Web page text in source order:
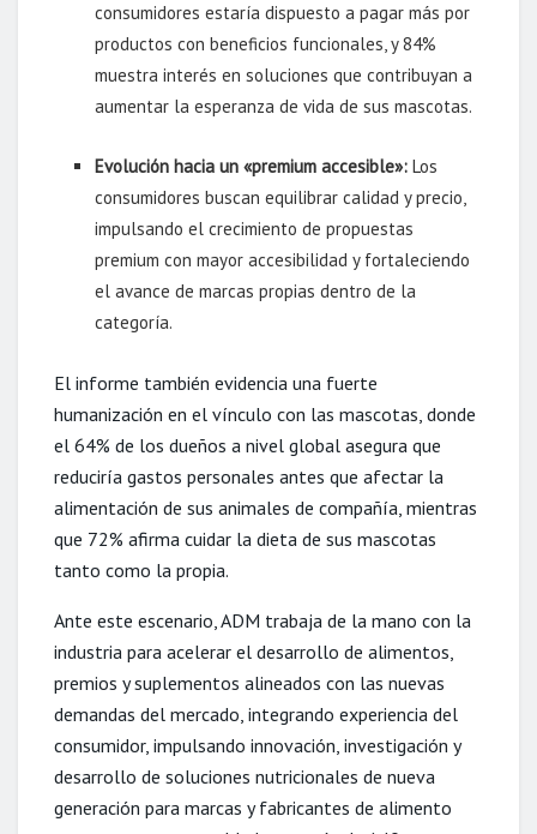
consumidores estaría dispuesto a pagar más por
productos con beneficios funcionales, y 84%
muestra interés en soluciones que contribuyan a
aumentar la esperanza de vida de sus mascotas.
Evolución hacia un «premium accesible»: Los
consumidores buscan equilibrar calidad y precio,
impulsando el crecimiento de propuestas
premium con mayor accesibilidad y fortaleciendo
el avance de marcas propias dentro de la
categoría.
El informe también evidencia una fuerte
humanización en el vínculo con las mascotas, donde
el 64% de los dueños a nivel global asegura que
reduciría gastos personales antes que afectar la
alimentación de sus animales de compañía, mientras
que 72% afirma cuidar la dieta de sus mascotas
tanto como la propia.
Ante este escenario, ADM trabaja de la mano con la
industria para acelerar el desarrollo de alimentos,
premios y suplementos alineados con las nuevas
demandas del mercado, integrando experiencia del
consumidor, impulsando innovación, investigación y
desarrollo de soluciones nutricionales de nueva
generación para marcas y fabricantes de alimento